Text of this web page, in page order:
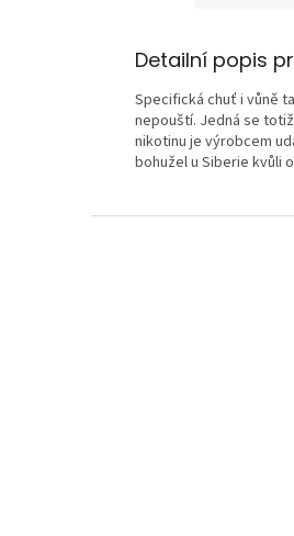
Detailní popis
Specifická chuť i vůně
nepouští. Jedná se
nikotinu je výrobcem
bohužel u Siberie kvůli